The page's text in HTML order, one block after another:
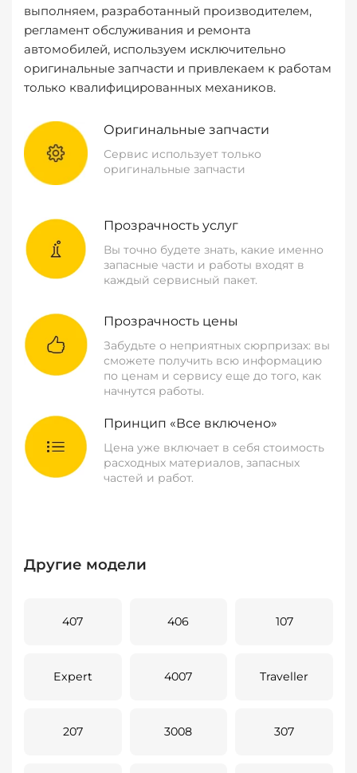
выполняем, разработанный производителем,
регламент обслуживания и ремонта
автомобилей, используем исключительно
оригинальные запчасти и привлекаем к работам
только квалифицированных механиков.
Оригинальные запчасти
Сервис использует только
оригинальные запчасти
Прозрачность услуг
Вы точно будете знать, какие именно
запасные части и работы входят в
каждый сервисный пакет.
Прозрачность цены
Забудьте о неприятных сюрпризах: вы
сможете получить всю информацию
по ценам и сервису еще до того, как
начнутся работы.
Принцип «Все включено»
Цена уже включает в себя стоимость
расходных материалов, запасных
частей и работ.
Другие модели
407 406 107
Expert 4007 Traveller
207 3008 307